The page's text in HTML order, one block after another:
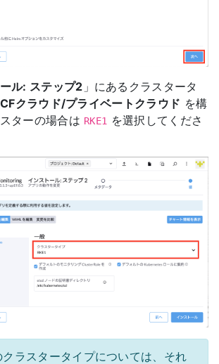
ル: ステップ2 」にあるクラスタータ
クラウド/プライベートクラウド を構
ターの場合は RKE1 を選択してくださ
クラスタータイプについては、それ